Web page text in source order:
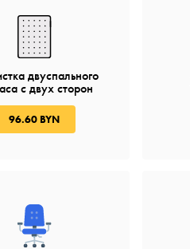
двуспального
с двух сторон
96.60 BYN